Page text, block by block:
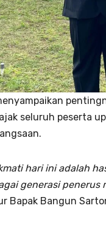
seluruh peserta
hari ini adalah
generasi
Bapak Bangun